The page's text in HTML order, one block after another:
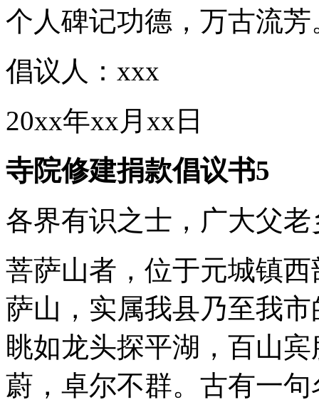
个人碑记功德，万古流芳
倡议人：xxx
20xx年xx月xx日
寺院修建捐款倡议书5
各界有识之士，广大父老
菩萨山者，位于元城镇
萨山，实属我县乃至我
眺如龙头探平湖，百山
蔚，卓尔不群。古有一